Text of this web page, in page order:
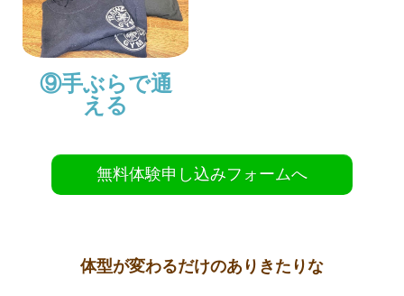
⑨手ぶらで通
える
無料体験申し込みフォームへ
体型が変わるだけのありきたりな